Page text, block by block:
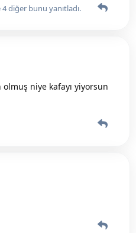
4diğer bunu yanıtladı.
niye kafayı yiyorsun